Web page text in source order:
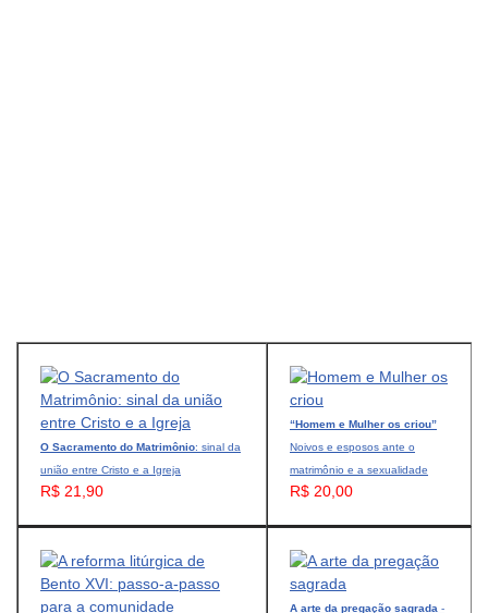
O Sacramento do Matrimônio: sinal da
união entre Cristo e a Igreja
R$ 21,90
“Homem e Mulher os criou”
Noivos e esposos ante o
matrimônio e a sexualidade
R$ 20,00
A arte da pregação sagrada -